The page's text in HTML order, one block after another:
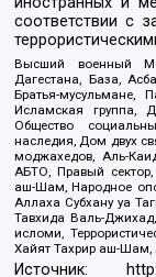
соответствии с
Высший военный
Дагестана, База,
Братья-мусульмане,
Исламская группа,
Общество
наследия, Дом двух
моджахедов, Аль-
АБТО, Правый
аш-Шам, Народное
Аллаха Субхану уа
Тавхида Валь-
исломи,
Хайят Тахрир аш-
Источник: